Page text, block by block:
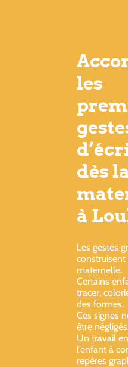
les
dès
à
Les gestes
construisent
maternelle.
Certains
tracer,
des formes.
Ces signes
être
Un travail
l’enfant à
repères